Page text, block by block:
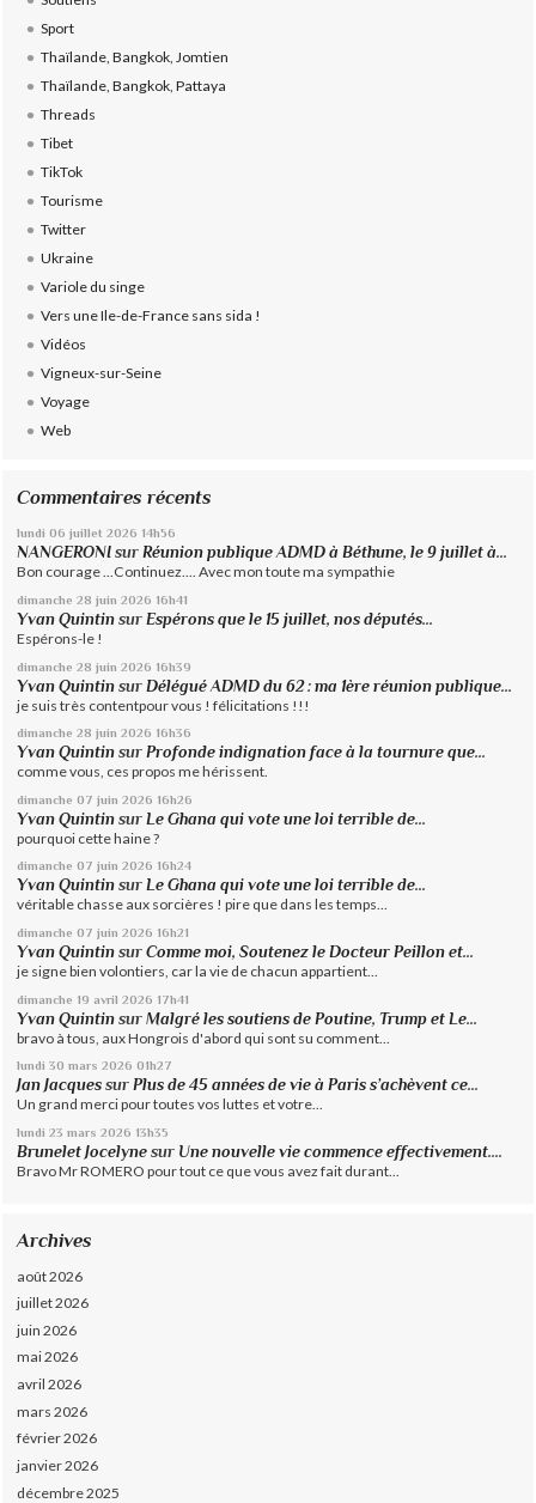
Sport
Thaïlande, Bangkok, Jomtien
Thaïlande, Bangkok, Pattaya
Threads
Tibet
TikTok
Tourisme
Twitter
Ukraine
Variole du singe
Vers une Ile-de-France sans sida !
Vidéos
Vigneux-sur-Seine
Voyage
Web
Commentaires récents
lundi 06 juillet 2026 14h56
NANGERONI surRéunion publique ADMD à Béthune, le 9 juillet à...
Bon courage ...Continuez.... Avec mon toute ma sympathie
dimanche 28 juin 2026 16h41
Yvan Quintin surEspérons que le 15 juillet, nos députés...
Espérons-le !
dimanche 28 juin 2026 16h39
Yvan Quintin surDélégué ADMD du 62 : ma 1ère réunion publique...
je suis très contentpour vous ! félicitations !!!
dimanche 28 juin 2026 16h36
Yvan Quintin surProfonde indignation face à la tournure que...
comme vous, ces propos me hérissent.
dimanche 07 juin 2026 16h26
Yvan Quintin sur Le Ghana qui vote une loi terrible de...
pourquoi cette haine ?
dimanche 07 juin 2026 16h24
Yvan Quintin surLe Ghana qui vote une loi terrible de...
véritable chasse aux sorcières ! pire que dans les temps...
dimanche 07 juin 2026 16h21
Yvan Quintin surComme moi, Soutenez le Docteur Peillon et...
je signe bien volontiers, car la vie de chacun appartient...
dimanche 19 avril 2026 17h41
Yvan Quintin surMalgré les soutiens de Poutine, Trump et Le...
bravo à tous, aux Hongrois d'abord qui sont su comment...
lundi 30 mars 2026 01h27
Jan Jacques surPlus de 45 années de vie à Paris s’achèvent ce...
Un grand merci pour toutes vos luttes et votre...
lundi 23 mars 2026 13h35
Brunelet Jocelyne sur Une nouvelle vie commence effectivement....
Bravo Mr ROMERO pour tout ce que vous avez fait durant...
Archives
août 2026
juillet 2026
juin 2026
mai 2026
avril 2026
mars 2026
février 2026
janvier 2026
décembre 2025